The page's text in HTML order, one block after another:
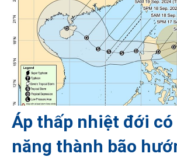
Áp thấp nhiệt đới có
năng thành bão